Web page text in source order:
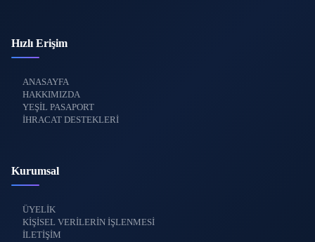
Hızlı Erişim
ANASAYFA
HAKKIMIZDA
YEŞİL PASAPORT
İHRACAT DESTEKLERİ
Kurumsal
ÜYELİK
KİŞİSEL VERİLERİN İŞLENMESİ
İLETİŞİM